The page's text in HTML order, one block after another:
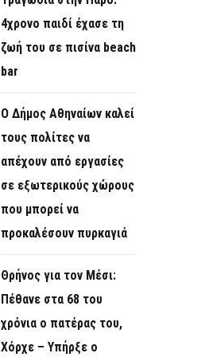
M
4χρονο παιδί έχασε τη
ζωή του σε πισίνα beach
bar
Ο Δήμος Αθηναίων καλεί
τους πολίτες να
απέχουν από εργασίες
σε εξωτερικούς χώρους
που μπορεί να
προκαλέσουν πυρκαγιά
Θρήνος για τον Μέσι:
Πέθανε στα 68 του
χρόνια ο πατέρας του,
Χόρχε – Υπήρξε ο